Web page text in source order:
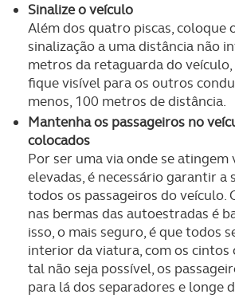
Sinalize o veículo
Além dos quatro piscas, coloque
sinalização a uma distância não
metros da retaguarda do
fique visível para os outros
menos, 100 metros de distância.
Mantenha os passageiros no
colocados
Por ser uma via onde se atingem
elevadas, é necessário garantir a
todos os passageiros do veículo.
nas bermas das autoestradas é
isso, o mais seguro, é que todos
interior da viatura, com os cintos
tal não seja possível, os
para lá dos separadores e longe